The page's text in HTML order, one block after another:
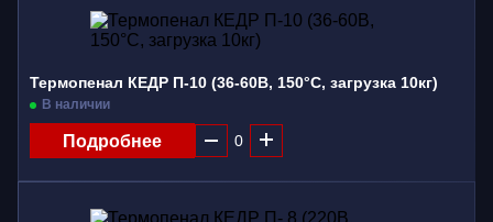
Дополнительное оборудование
Расходные материалы
Сварочные аппараты
Термопенал КЕДР П-10 (36-60В, 150°C, загрузка 10кг)
В наличии
Подробнее